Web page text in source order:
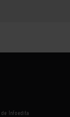
Infoedita